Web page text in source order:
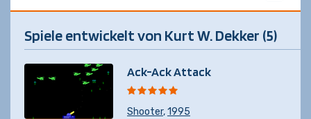
Spiele entwickelt von Kurt W. Dekker (5)
Ack-Ack Attack
Shooter,1995